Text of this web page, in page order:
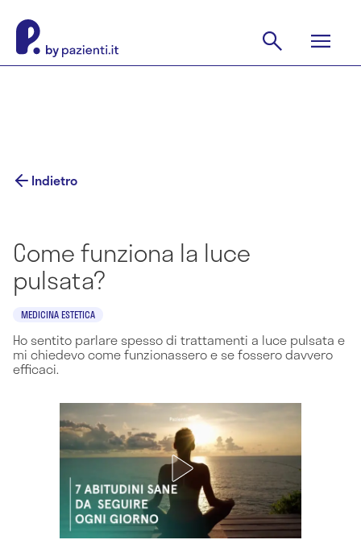
Indietro
Come funziona la luce
pulsata?
MEDICINA ESTETICA
Ho sentito parlare spesso di trattamenti a luce pulsata e
mi chiedevo come funzionassero e se fossero davvero
efficaci.